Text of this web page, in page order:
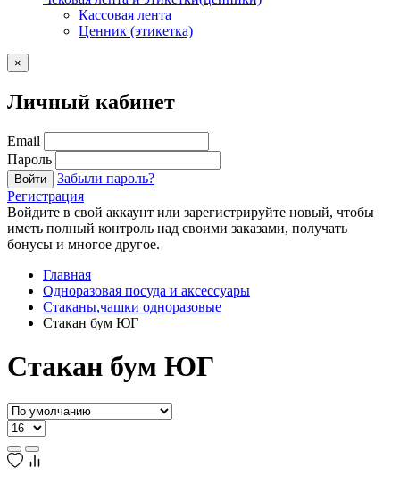
Кассовая лента
Ценник (этикетка)
×
Личный кабинет
Email
Пароль
Войти
Забыли пароль?
Регистрация
Войдите в свой аккаунт или зарегистрируйте новый, чтобы
иметь полный контроль над своими заказами, получать
бонусы и многое другое.
Главная
Одноразовая посуда и аксессуары
Стаканы,чашки одноразовые
Стакан бум ЮГ
Стакан бум ЮГ